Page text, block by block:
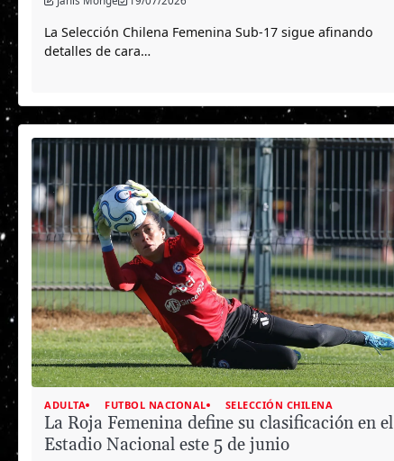
La Selección Chilena Femenina Sub-17 sigue afinando
detalles de cara…
ADULTA FUTBOL NACIONAL SELECCIÓN CHILENA
La Roja Femenina define su clasificación en el
Estadio Nacional este 5 de junio